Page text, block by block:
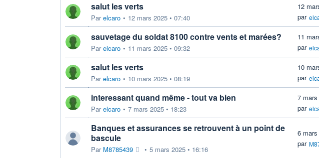
salut les verts
Parelcaro • 12 mars 2025 • 07:40
12
par
sauvetage du soldat 8100 contre vents et marées?
Parelcaro • 11 mars 2025 • 09:32
11
par
salut les verts
Parelcaro • 10 mars 2025 • 08:19
10
par
interessant quand même - tout va bien
Parelcaro • 7 mars 2025 • 18:23
7
par
Banques et assurances se retrouvent à un point de
bascule
Par M8785439 • 5 mars 2025 • 16:16
6
par